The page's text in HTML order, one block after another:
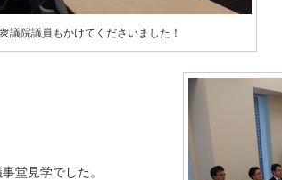
議院議員もかけてくださいました！
堂見学でした。